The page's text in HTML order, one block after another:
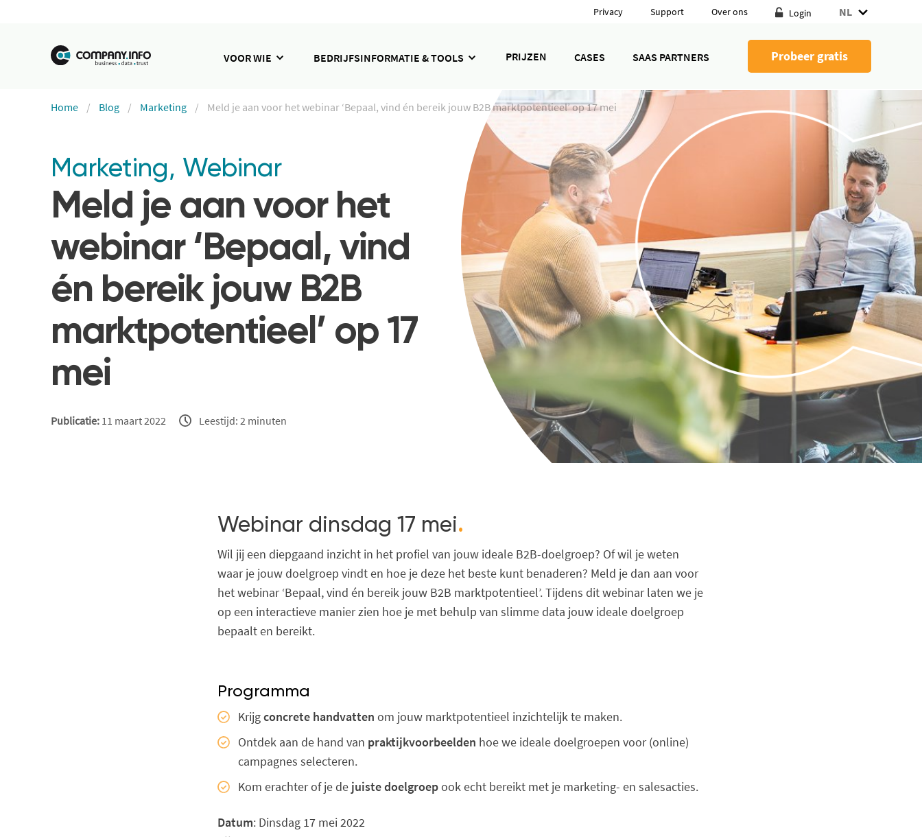
Privacy Support Over ons Login NL
VOOR WIE BEDRIJFSINFORMATIE & TOOLS PRIJZEN CASES SAAS PARTNERS Probeer gratis
Home Blog Marketing Meld je aan voor het webinar ‘Bepaal, vind én bereik jouw B2B marktpotentieel’ op 17 mei
Marketing, Webinar
Meld je aan voor het
webinar ‘Bepaal, vind
én bereik jouw B2B
marktpotentieel’ op 17
mei
Publicatie: 11 maart 2022 Leestijd: 2 minuten
Webinar dinsdag 17 mei.
Wil jij een diepgaand inzicht in het profiel van jouw ideale B2B-doelgroep? Of wil je weten
waar je jouw doelgroep vindt en hoe je deze het beste kunt benaderen? Meld je dan aan voor
het webinar ‘Bepaal, vind én bereik jouw B2B marktpotentieel’. Tijdens dit webinar laten we je
op een interactieve manier zien hoe je met behulp van slimme data jouw ideale doelgroep
bepaalt en bereikt.
Programma
Krijgconcrete handvatten om jouw marktpotentieel inzichtelijk te maken.
Ontdek aan de hand van praktijkvoorbeelden hoe we ideale doelgroepen voor (online)
campagnes selecteren.
Kom erachter of je de juiste doelgroepook echt bereikt met je marketing- en salesacties.
Datum: Dinsdag 17 mei 2022